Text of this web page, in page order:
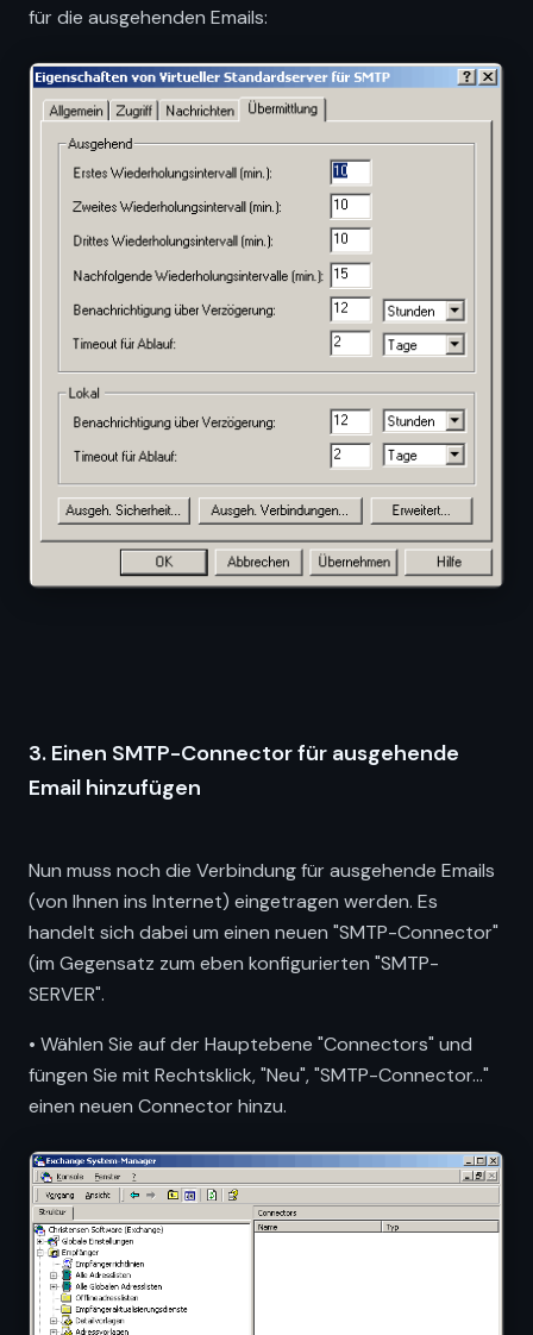
für die ausgehenden Emails:
3. Einen SMTP-Connector für ausgehende
Email hinzufügen
Nun muss noch die Verbindung für ausgehende Emails
(von Ihnen ins Internet) eingetragen werden. Es
handelt sich dabei um einen neuen "SMTP-Connector"
(im Gegensatz zum eben konfigurierten "SMTP-
SERVER".
• Wählen Sie auf der Hauptebene "Connectors" und
füngen Sie mit Rechtsklick, "Neu", "SMTP-Connector..."
einen neuen Connector hinzu.